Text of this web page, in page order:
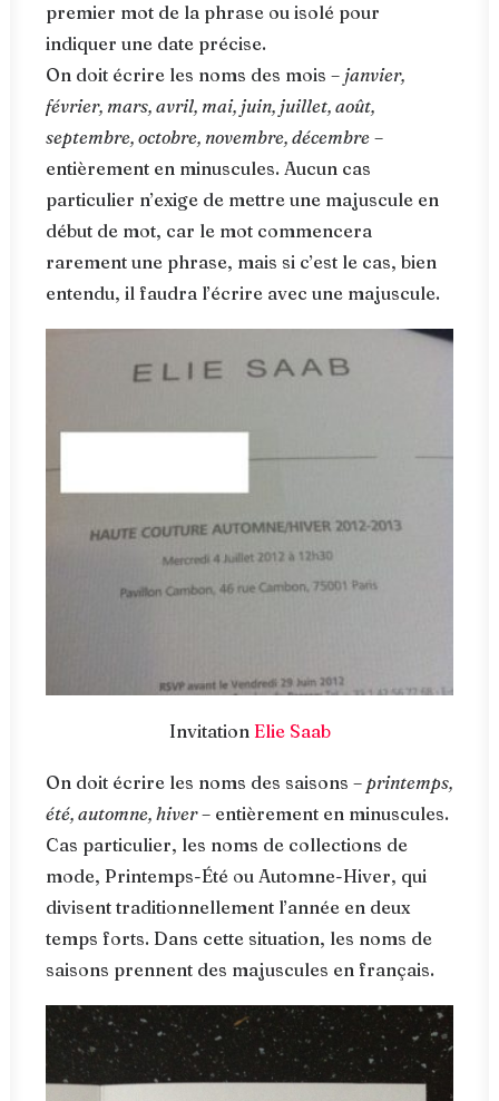
premier mot de la phrase ou isolé pour
indiquer une date précise.
On doit écrire les noms des mois – janvier,
février, mars, avril, mai, juin, juillet, août,
septembre, octobre, novembre, décembre –
entièrement en minuscules. Aucun cas
particulier n’exige de mettre une majuscule en
début de mot, car le mot commencera
rarement une phrase, mais si c’est le cas, bien
entendu, il faudra l’écrire avec une majuscule.
Invitation Elie Saab
On doit écrire les noms des saisons – printemps,
été, automne, hiver– entièrement en minuscules.
Cas particulier, les noms de collections de
mode, Printemps-Été ou Automne-Hiver, qui
divisent traditionnellement l’année en deux
temps forts. Dans cette situation, les noms de
saisons prennent des majuscules en français.